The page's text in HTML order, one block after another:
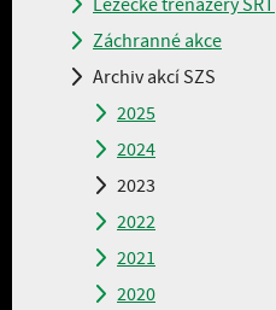
Lezecké trenažéry SRT
Záchranné akce
Archiv akcí SZS
2025
2024
2023
2022
2021
2020